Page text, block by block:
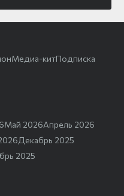
Медиа-китПодписка
Май 2026Апрель 2026
Декабрь 2025
2025